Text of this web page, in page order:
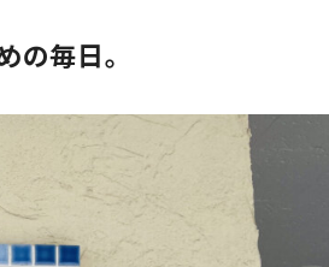
毎日。